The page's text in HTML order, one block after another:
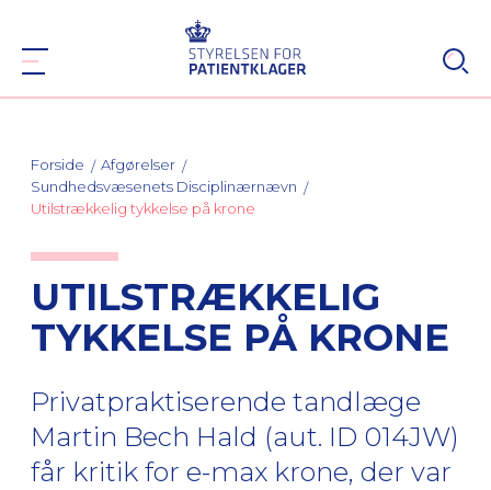
Forside
Afgørelser
Sundhedsvæsenets Disciplinærnævn
Utilstrækkelig tykkelse på krone
UTILSTRÆKKELIG
TYKKELSE PÅ KRONE
Privatpraktiserende tandlæge
Martin Bech Hald (aut. ID 014JW)
får kritik for e-max krone, der var